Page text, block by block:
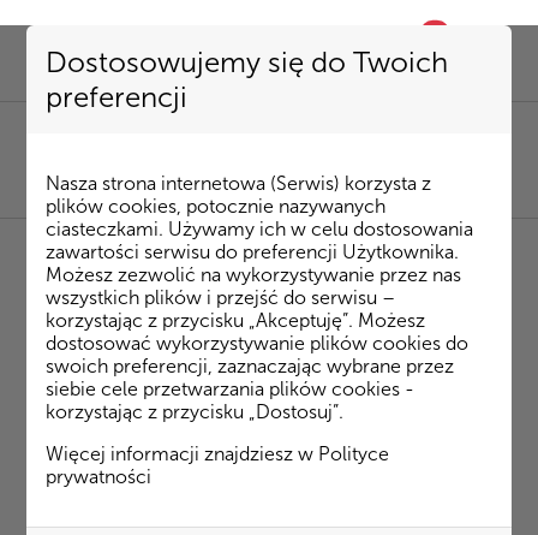
Dostosowujemy się do Twoich
preferencji
Nasza strona internetowa (Serwis) korzysta z
plików cookies, potocznie nazywanych
ciasteczkami. Używamy ich w celu dostosowania
zawartości serwisu do preferencji Użytkownika.
Możesz zezwolić na wykorzystywanie przez nas
wszystkich plików i przejść do serwisu –
korzystając z przycisku „Akceptuję”. Możesz
dostosować wykorzystywanie plików cookies do
swoich preferencji, zaznaczając wybrane przez
siebie cele przetwarzania plików cookies -
korzystając z przycisku „Dostosuj”.
Więcej informacji znajdziesz w Polityce
prywatności
favorite
85 74 15 087|mieszkania@kombinatbud.pl
Grunty
inwestycyjne
– oferta